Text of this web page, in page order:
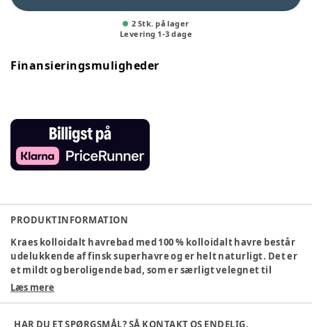
2 Stk. på lager
Levering 1-3 dage
Finansieringsmuligheder
PRODUKTINFORMATION
Kraes kolloidalt havrebad med 100 % kolloidalt havre består
udelukkende af finsk superhavre og er helt naturligt. Det er
et mildt og beroligende bad, som er særligt velegnet til
sensitiv hud. For personer, der ikke tåler kokos, er kolloidalt
Læs mere
HAR DU ET SPØRGSMÅL? SÅ KONTAKT OS ENDELIG.